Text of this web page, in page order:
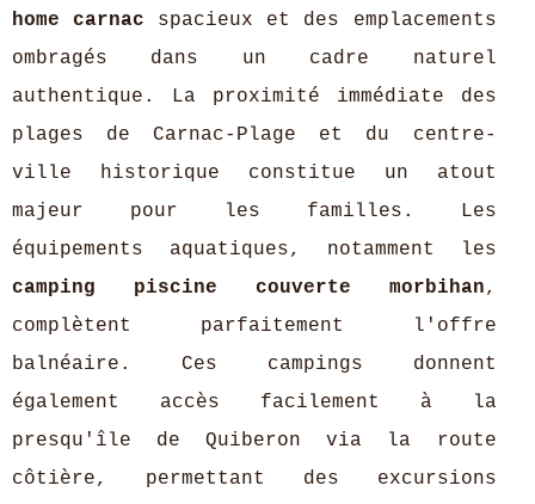
home carnac spacieux et des emplacements
ombragés dans un cadre naturel
authentique. La proximité immédiate des
plages de Carnac-Plage et du centre-
ville historique constitue un atout
majeur pour les familles. Les
équipements aquatiques, notamment les
camping piscine couverte morbihan,
complètent parfaitement l'offre
balnéaire. Ces campings donnent
également accès facilement à la
presqu'île de Quiberon via la route
côtière, permettant des excursions